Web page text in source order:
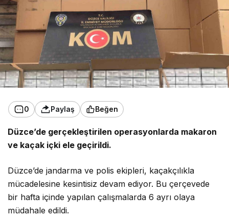
0 Paylaş Beğen
Düzce’de gerçekleştirilen operasyonlarda makaron
ve kaçak içki ele geçirildi.
Düzce’de jandarma ve polis ekipleri, kaçakçılıkla
mücadelesine kesintisiz devam ediyor. Bu çerçevede
bir hafta içinde yapılan çalışmalarda 6 ayrı olaya
müdahale edildi.